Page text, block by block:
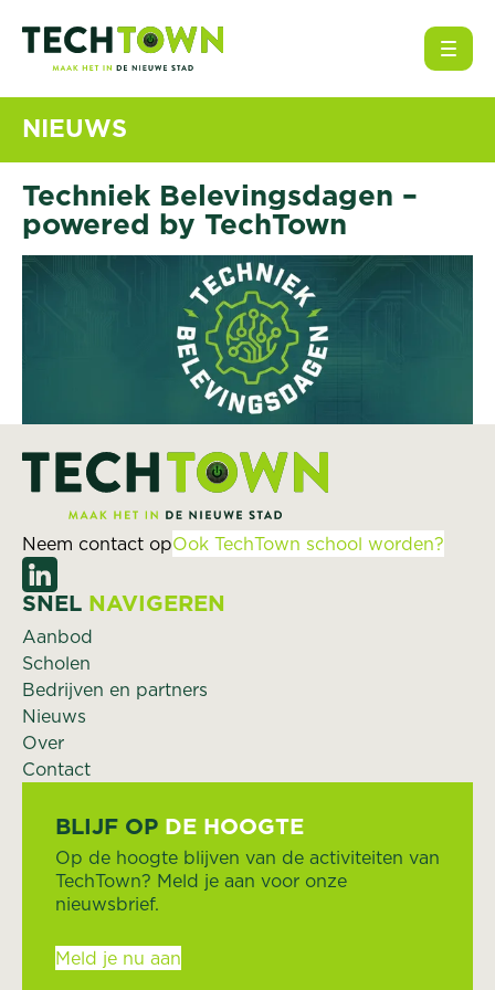
NIEUWS
Techniek Belevingsdagen –
powered by TechTown
Neem contact opOok TechTown school worden?
SNEL NAVIGEREN
Aanbod
Scholen
Bedrijven en partners
Nieuws
Over
Contact
BLIJF OP DE HOOGTE
Op de hoogte blijven van de activiteiten van
TechTown? Meld je aan voor onze
nieuwsbrief.
Meld je nu aan